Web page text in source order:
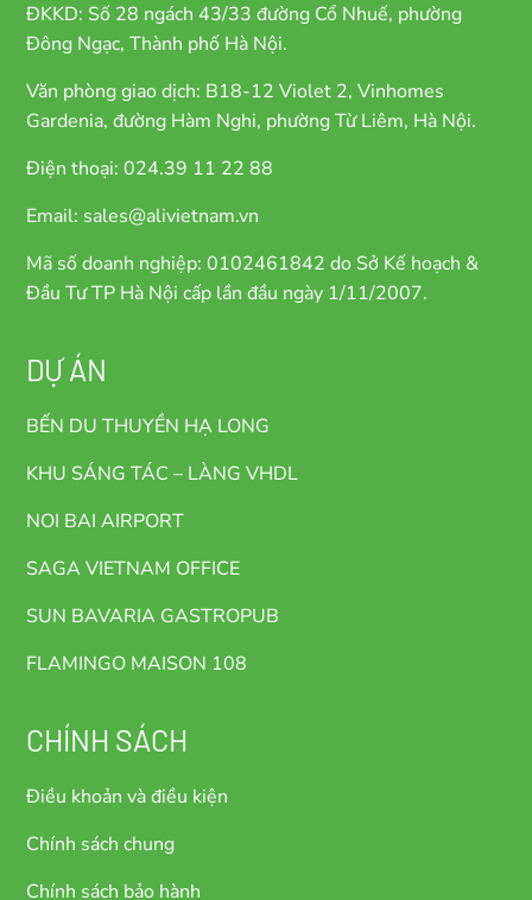
ĐKKD: Số 28 ngách 43/33 đường Cổ Nhuế, phường
Đông Ngạc, Thành phố Hà Nội.
Văn phòng giao dịch: B18-12 Violet 2, Vinhomes
Gardenia, đường Hàm Nghi, phường Từ Liêm, Hà Nội.
Điện thoại: 024.39 11 22 88
Email: sales@alivietnam.vn
Mã số doanh nghiệp: 0102461842 do Sở Kế hoạch &
Đầu Tư TP Hà Nội cấp lần đầu ngày 1/11/2007.
DỰ ÁN
BẾN DU THUYỀN HẠ LONG
KHU SÁNG TÁC – LÀNG VHDL
NOI BAI AIRPORT
SAGA VIETNAM OFFICE
SUN BAVARIA GASTROPUB
FLAMINGO MAISON 108
CHÍNH SÁCH
Điều khoản và điều kiện
Chính sách chung
Chính sách bảo hành